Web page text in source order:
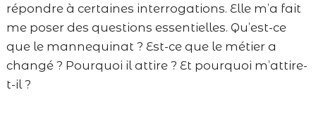
répondre à certaines interrogations. Elle m’a fait
me poser des questions essentielles. Qu’est-ce
que le mannequinat ? Est-ce que le métier a
changé ? Pourquoi il attire ? Et pourquoi m’attire-
t-il ?